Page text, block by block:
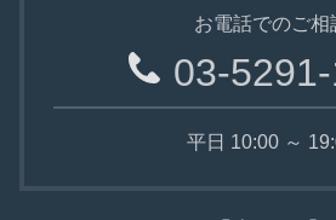
お電話でのご相
03-
平日 10:00 ～